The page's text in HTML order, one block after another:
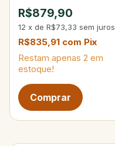
R$879,90
12 x de R$73,33 sem juros
R$835,91 com Pix
Restam apenas 2 em
estoque!